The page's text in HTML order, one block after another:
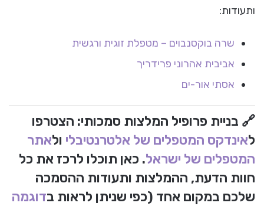
ותעודות:
שרה בוקסנבוים – מטפלת זוגית ורגשית
אביבית אהרוני פרידריך
אסתי אור-ים
🔗 בניית פרופיל המלצות סמכותי: הצטרפו
לאינדקס המטפלים של אלטרנטיבלי ולאתר
המטפלים של ישראל. כאן תוכלו לרכז את כל
חוות הדעת, ההמלצות ותעודות ההסמכה
שלכם במקום אחד (כפי שניתן לראות בדוגמה